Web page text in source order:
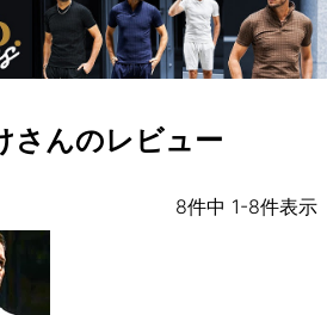
さんのレビュー
8件中 1-8件表示